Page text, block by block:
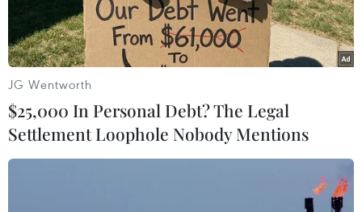
lúc giảmtới 2% xuống 1.755,6 USD/ounce, theo
đà trượt dốc của các tài sản rủi ro hơn.
Cũng tại phiên này, giá vàng giao ngay giảm
chuyên gia phân tích thị trường của hãng tin
Reuters, những phântích kỹ thuật cho thấy giá
vàng giao ngay có thể giảm xuống 1.740
JG Wentworth
$25,000 In Personal Debt? The Legal
Settlement Loophole Nobody Mentions